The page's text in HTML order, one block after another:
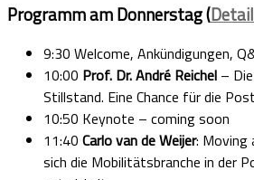
Programm am Donnerstag (
9:30 Welcome, Ankündigungen,
10:00 Prof. Dr. André Reichel –
Stillstand. Eine Chance für die
10:50 Keynote – coming soon
11:40 Carlo van de Weijer:
sich die Mobilitätsbranche in der